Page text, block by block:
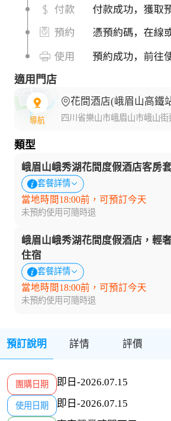
適用門店
導航
花間酒店(峨眉山高鐵
四川省樂山市峨眉山市峨山
類型
峨眉山峨秀湖花間度假酒店客房
套餐詳情
當地時間18:00前，可預訂今天
未預約使用可隨時退
峨眉山峨秀湖花間度假酒店，輕
住宿
套餐詳情
當地時間18:00前，可預訂今天
未預約使用可隨時退
預訂說明 詳情 評價
團購日期 即日-2026.07.15
使用日期 即日-2026.07.15